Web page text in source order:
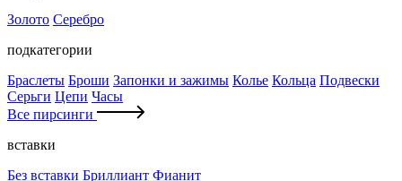
Золото Серебро
подкатегории
Браслеты Броши Запонки и зажимы Колье Кольца Подвески
Серьги Цепи Часы
Все пирсинги
вставки
Без вставки Бриллиант Фианит